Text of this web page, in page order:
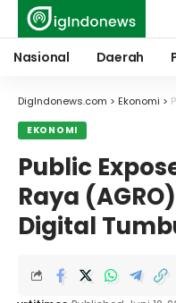
Nasional Daerah
DigIndonews.com > Ekonomi >
EKONOMI
Public
Raya
Digital